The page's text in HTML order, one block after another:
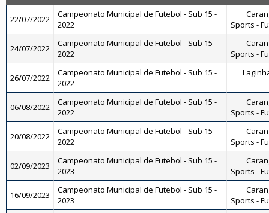
22/07/2022
Campeonato Municipal de Futebol - Sub 15 -
2022
Sports -
24/07/2022
Campeonato Municipal de Futebol - Sub 15 -
2022
Sports -
26/07/2022
Campeonato Municipal de Futebol - Sub 15 -
2022
06/08/2022
Campeonato Municipal de Futebol - Sub 15 -
2022
Sports -
20/08/2022
Campeonato Municipal de Futebol - Sub 15 -
2022
Sports -
02/09/2023
Campeonato Municipal de Futebol - Sub 15 -
2023
Sports -
16/09/2023
Campeonato Municipal de Futebol - Sub 15 -
2023
Sports -